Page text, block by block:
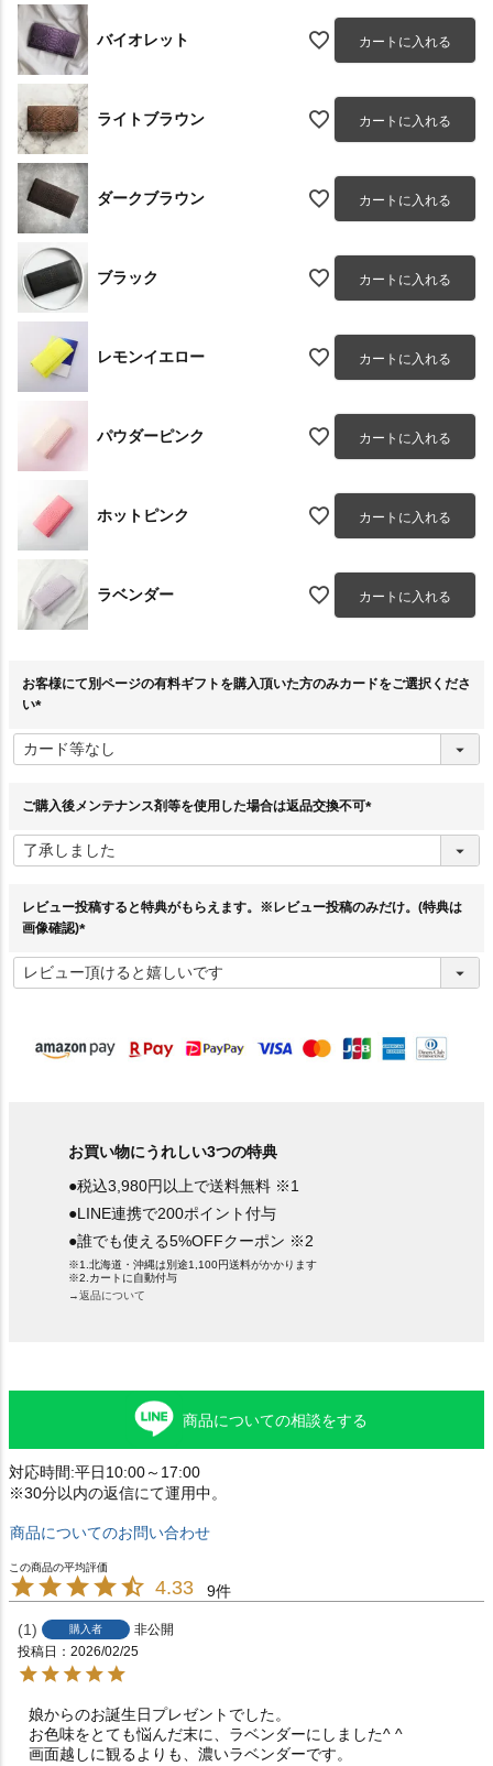
バイオレット カートに入れる
ライトブラウン カートに入れる
ダークブラウン カートに入れる
ブラック カートに入れる
レモンイエロー カートに入れる
パウダーピンク カートに入れる
ホットピンク カートに入れる
ラベンダー カートに入れる
お客様にて別ページの有料ギフトを購入頂いた方のみカードをご選択くださ
い
必
須
ご購入後メンテナンス剤等を使用した場合は返品交換不可
須
レビュー投稿すると特典がもらえます。※レビュー投稿のみだけ。(特典は
画像確認)
必
須
お買い物にうれしい3つの特典
●税込3,980円以上で送料無料 ※1
●LINE連携で200ポイント付与
●誰でも使える5%OFFクーポン ※2
※1.北海道・沖縄は別途1,100円送料がかかります
※2.カートに自動付与
→返品について
商品についての相談をする
対応時間:平日10:00～17:00
※30分以内の返信にて運用中。
商品についてのお問い合わせ
4.33 9
1 購入者
非公開
投稿日
2026/02/25
娘からのお誕生日プレゼントでした。
お色味をとても悩んだ末に、ラベンダーにしました^ ^
画面越しに観るよりも、濃いラベンダーです。